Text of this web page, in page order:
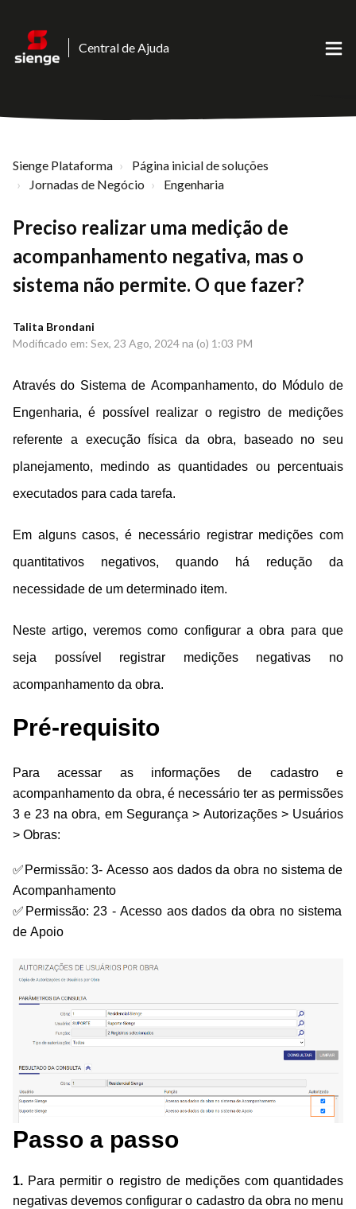
Central de Ajuda
Sienge Plataforma
Página inicial de soluções
Jornadas de Negócio
Engenharia
Preciso realizar uma medição de
acompanhamento negativa, mas o
sistema não permite. O que fazer?
Talita Brondani
Modificado em: Sex, 23 Ago, 2024 na (o) 1:03 PM
Através do Sistema de Acompanhamento, do Módulo de
Engenharia, é possível realizar o registro de medições
referente a execução física da obra, baseado no seu
planejamento, medindo as quantidades ou percentuais
executados para cada tarefa.
Em alguns casos, é necessário registrar medições com
quantitativos negativos, quando há redução da
necessidade de um determinado item.
Neste artigo, veremos como configurar a obra para que
seja possível registrar medições negativas no
acompanhamento da obra.
Pré-requisito
Para acessar as informações de cadastro e
acompanhamento da obra, énecessário ter as permissões
3 e 23 na obra, em Segurança > Autorizações > Usuários
> Obras:
✅Permissão: 3- Acesso aos dados da obra no sistema de
Acompanhamento
✅Permissão: 23 - Acesso aos dados da obra no sistema
de Apoio
Passo a passo
1. Para permitir o registro de medições com quantidades
negativas devemos configurar o cadastro da obra no menu